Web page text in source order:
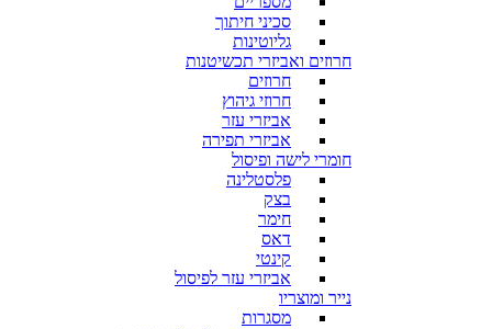
סכיני חיתוך
גליוטינות
חרוזים ואביזרי תכשיטנות
חרוזים
חרוזי גיהוץ
אביזרי עזר
אביזרי תפירה
חומרי לישה ופיסול
פלסטלינה
בצק
חימר
דאס
קינטי
אביזרי עזר לפיסול
נייר ומוצריו
מסגרות